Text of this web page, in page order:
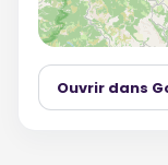
Ouvrir dans